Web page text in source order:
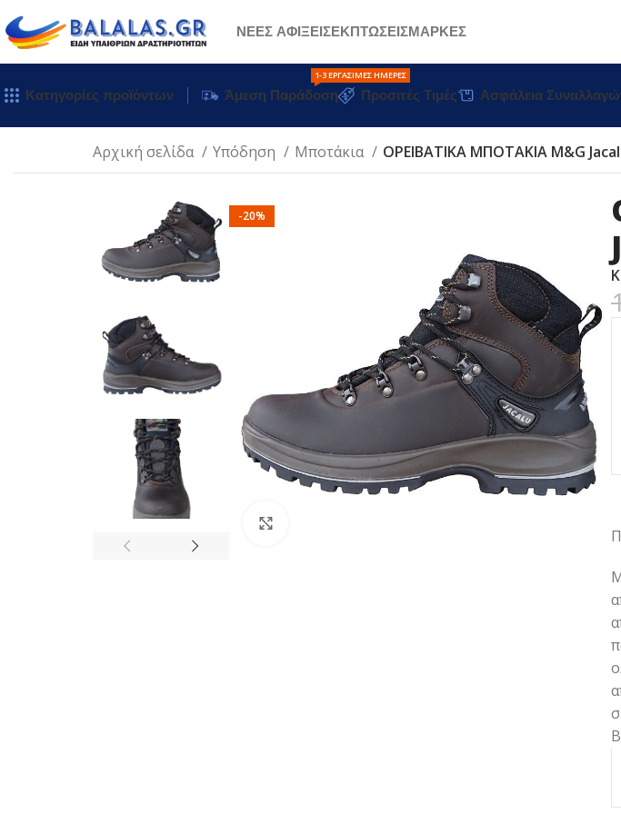
ΝΕΕΣ ΑΦΙΞΕΙΣΕΚΠΤΩΣΕΙΣΜΑΡΚΕΣ
Κατηγορίες προϊόντων Άμεση Παράδοση
1-3 ΕΡΓΆΣΙΜΕΣ ΗΜΈΡΕΣ
Προσιτές Τιμές Ασφάλεια
Αρχική σελίδα Υπόδηση Μποτάκια ΟΡΕΙΒΑΤΙΚΑ ΜΠΟΤΑΚΙΑ M&G
-20%